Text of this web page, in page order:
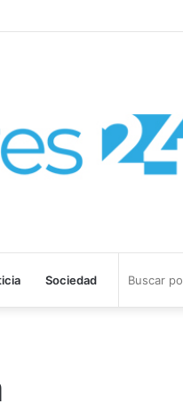
bien» Mons. García Cuerva
Sociedad